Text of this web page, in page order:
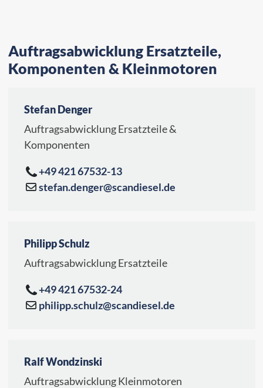
Auftragsabwicklung Ersatzteile,
Komponenten & Kleinmotoren
Stefan Denger
Auftragsabwicklung Ersatzteile &
Komponenten
+49 421 67532-13
stefan.denger@scandiesel.de
Philipp Schulz
Auftragsabwicklung Ersatzteile
+49 421 67532-24
philipp.schulz@scandiesel.de
Ralf Wondzinski
Auftragsabwicklung Kleinmotoren